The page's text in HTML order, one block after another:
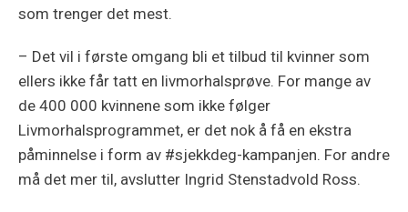
som trenger det mest.
– Det vil i første omgang bli et tilbud til kvinner som
ellers ikke får tatt en livmorhalsprøve. For mange av
de 400 000 kvinnene som ikke følger
Livmorhalsprogrammet, er det nok å få en ekstra
påminnelse i form av #sjekkdeg-kampanjen. For andre
må det mer til, avslutter Ingrid Stenstadvold Ross.